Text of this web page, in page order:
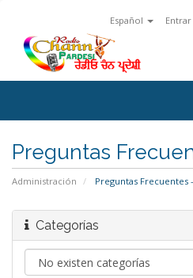
Español Entrar
Preguntas
Administración Preguntas Frecuentes
Categorías